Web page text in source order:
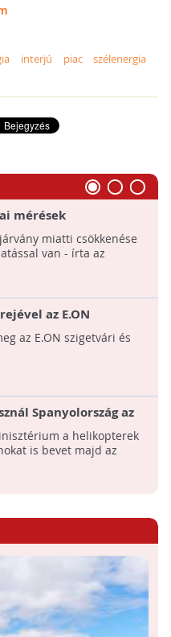
interjú piac
szélenergia
mérések
koronavírus miatti
miatti csökkenése
van - írta az
az E.ON
az E.ON szigetvári és
Spanyolország az
a helikopterek
is bevet majd az